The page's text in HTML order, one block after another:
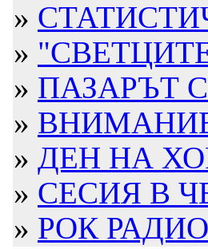
»
»
» ПАЗАРЪТ
»
» ДЕН НА
» СЕСИЯ В
» РОК